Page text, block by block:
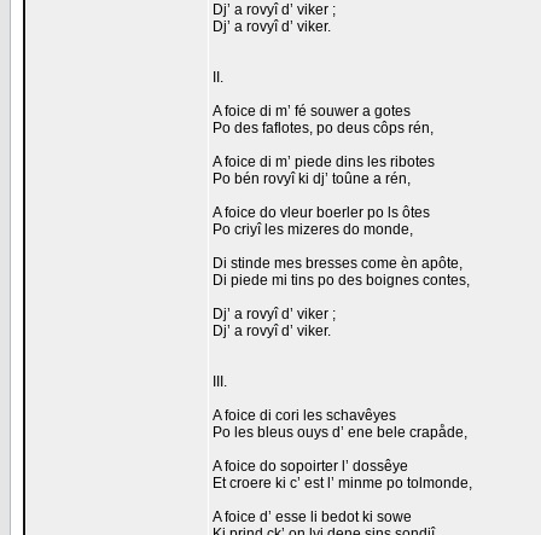
Dj’ a rovyî d’ viker ;
Dj’ a rovyî d’ viker.
II.
A foice di m’ fé souwer a gotes
Po des faflotes, po deus côps rén,
A foice di m’ piede dins les ribotes
Po bén rovyî ki dj’ toûne a rén,
A foice do vleur boerler po ls ôtes
Po criyî les mizeres do monde,
Di stinde mes bresses come èn apôte,
Di piede mi tins po des boignes contes,
Dj’ a rovyî d’ viker ;
Dj’ a rovyî d’ viker.
III.
A foice di cori les schavêyes
Po les bleus ouys d’ ene bele crapåde,
A foice do sopoirter l’ dossêye
Et croere ki c’ est l’ minme po tolmonde,
A foice d’ esse li bedot ki sowe